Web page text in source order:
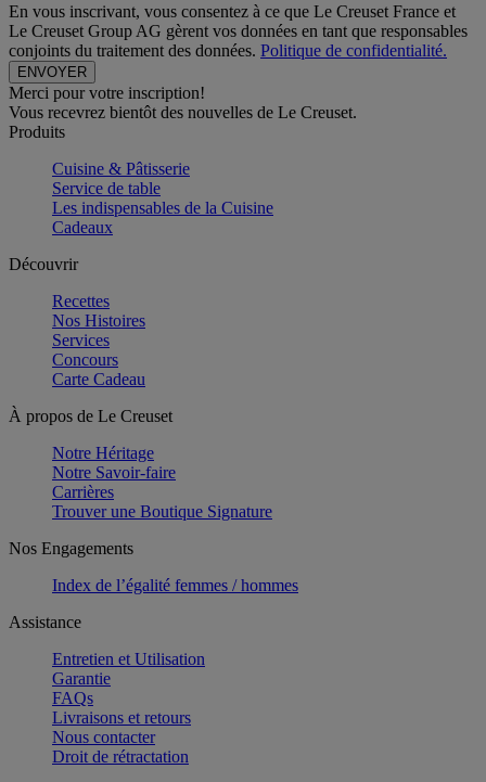
En vous inscrivant, vous consentez à ce que Le Creuset France et
Le Creuset Group AG gèrent vos données en tant que responsables
conjoints du traitement des données. Politique de confidentialité.
Merci pour votre inscription!
Vous recevrez bientôt des nouvelles de Le Creuset.
Produits
Cuisine & Pâtisserie
Service de table
Les indispensables de la Cuisine
Cadeaux
Découvrir
Recettes
Nos Histoires
Services
Concours
Carte Cadeau
À propos de Le Creuset
Notre Héritage
Notre Savoir-faire
Carrières
Trouver une Boutique Signature
Nos Engagements
Index de l’égalité femmes / hommes
Assistance
Entretien et Utilisation
Garantie
FAQs
Livraisons et retours
Nous contacter
Droit de rétractation